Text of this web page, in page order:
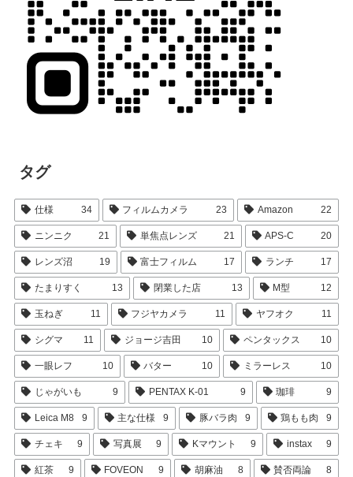
タグ
仕様 34 フィルムカメラ 23 Amazon 22
ニンニク 21 単焦点レンズ 21 APS-C 20
レンズ沼 19 富士フィルム 17 ランチ 17
たまりすく 13 閉業した店 13 M型 12
玉ねぎ 11 フジヤカメラ 11 ヤフオク 11
シグマ 11 ジョージ吉田 10 ペンタックス 10
一眼レフ 10 バター 10 ミラーレス 10
じゃがいも 9 PENTAX K-01 9 珈琲 9
Leica M8 9 主な仕様 9 豚バラ肉 9 鶏もも肉 9
チェキ 9 写真展 9 Kマウント 9 instax 9
紅茶 9 FOVEON 9 胡麻油 8 賛否両論 8